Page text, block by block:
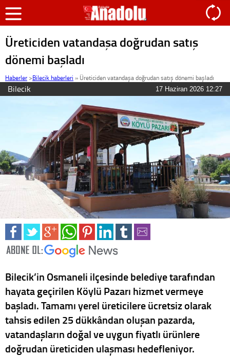
Üreticiden vatandaşa doğrudan satış
dönemi başladı
Haberler >Bilecik haberleri » Üreticiden vatandaşa doğrudan satış dönemi başladı
Bilecik 17 Haziran 2026 12:27
Bilecik’in Osmaneli ilçesinde belediye tarafından
hayata geçirilen Köylü Pazarı hizmet vermeye
başladı. Tamamı yerel üreticilere ücretsiz olarak
tahsis edilen 25 dükkândan oluşan pazarda,
vatandaşların doğal ve uygun fiyatlı ürünlere
doğrudan üreticiden ulaşması hedefleniyor.